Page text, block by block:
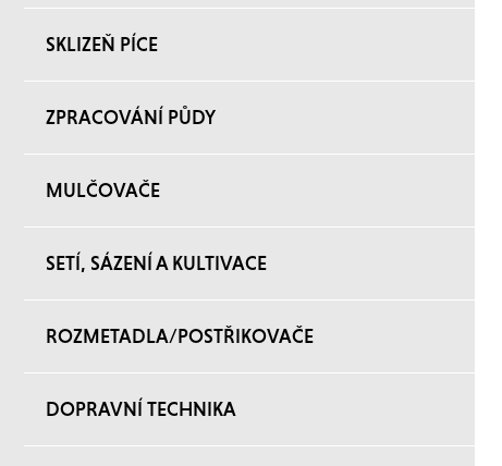
SKLIZEŇ PÍCE
ZPRACOVÁNÍ PŮDY
MULČOVAČE
SETÍ, SÁZENÍ A KULTIVACE
ROZMETADLA/POSTŘIKOVAČE
DOPRAVNÍ TECHNIKA